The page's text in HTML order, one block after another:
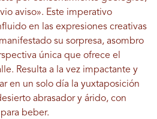
aviso». Este imperativo
en las expresiones creativas
su sorpresa, asombro
única que ofrece el
Resulta a la vez impactante y
en un solo día la yuxtaposición
abrasador y árido, con
beber.